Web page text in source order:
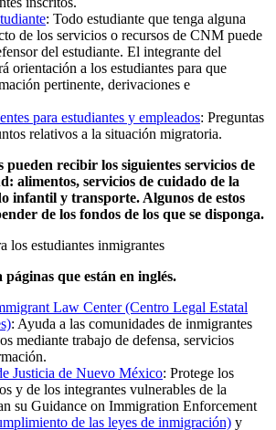
: Todo estudiante que tenga alguna
de los servicios o recursos de CNM puede
del estudiante. El integrante del
orientación a los estudiantes para que
pertinente, derivaciones e
para estudiantes y empleados: Preguntas
relativos a la situación migratoria.
pueden recibir los siguientes servicios de
alimentos, servicios de cuidado de la
infantil y transporte. Algunos de estos
de los fondos de los que se disponga.
los estudiantes inmigrantes
que están en inglés.
Law Center (Centro Legal Estatal
: Ayuda a las comunidades de inmigrantes
mediante trabajo de defensa, servicios
Justicia de Nuevo México: Protege los
y de los integrantes vulnerables de la
su Guidance on Immigration Enforcement
de las leyes de inmigración) y